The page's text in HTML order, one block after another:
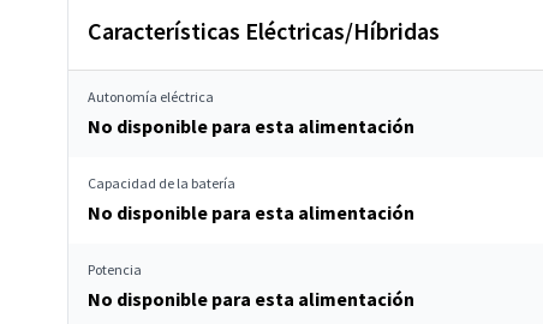
Características Eléctricas/Híbridas
Autonomía eléctrica
No disponible para esta alimentación
Capacidad de la batería
No disponible para esta alimentación
Potencia
No disponible para esta alimentación